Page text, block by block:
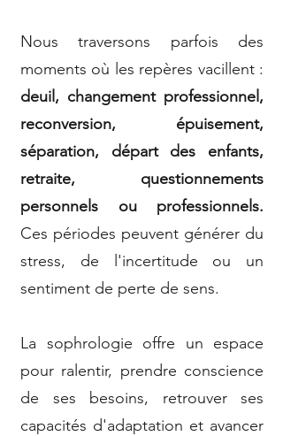
Nous traversons parfois des
moments où les repères vacillent :
deuil, changement professionnel,
reconversion, épuisement,
séparation, départ des enfants,
retraite, questionnements
personnels ou professionnels.
Ces périodes peuvent générer du
stress, de l'incertitude ou un
sentiment de perte de sens.
La sophrologie offre un espace
pour ralentir, prendre conscience
de ses besoins, retrouver ses
capacités d'adaptation et avancer